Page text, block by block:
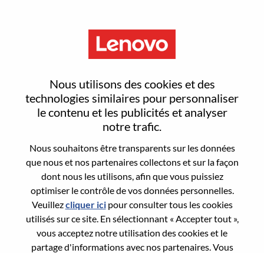
Nous utilisons des cookies et des
technologies similaires pour personnaliser
le contenu et les publicités et analyser
notre trafic.
Nous souhaitons être transparents sur les données
que nous et nos partenaires collectons et sur la façon
dont nous les utilisons, afin que vous puissiez
optimiser le contrôle de vos données personnelles.
Veuillezcliquer icipour consulter tous les cookies
utilisés sur ce site. En sélectionnant « Accepter tout »,
vous acceptez notre utilisation des cookies et le
partage d'informations avec nos partenaires. Vous
Reset password
Are you sure you want to reset your
Enter the email address associated with your
account, then click "Continue".
We will email you a link to reset your
password.